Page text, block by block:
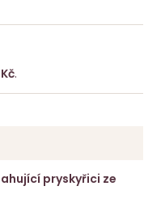
.
pryskyřici ze